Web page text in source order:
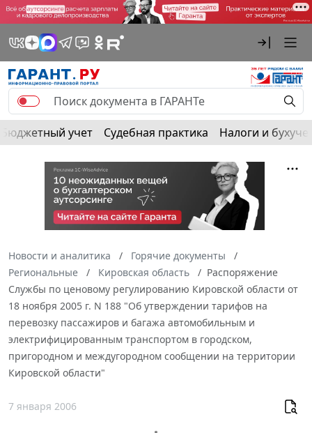
Бюджетный учет Судебная практика Налоги и
Новости и аналитика
Горячие документы
Региональные
Кировская область
Распоряжение
Службы по ценовому регулированию Кировской области от
18 ноября 2005 г. N 188 "Об утверждении тарифов на
перевозку пассажиров и багажа автомобильным и
электрифицированным транспортом в городском,
пригородном и междугородном сообщении на территории
Кировской области"
7 января 2006